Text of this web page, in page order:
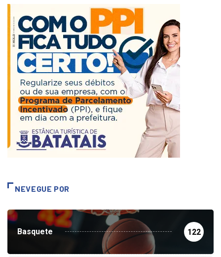
NEVEGUE POR
Basquete 122